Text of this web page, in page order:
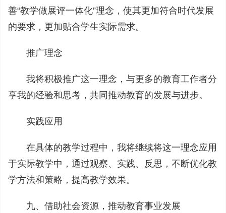
善“教学做展评一体化”理念，使其更加符合时代发展
的要求，更加贴合学生实际需求。
推广理念
我将积极推广这一理念，与更多的教育工作者分
享我的经验和思考，共同推动教育的发展与进步。
实践应用
在具体的教学过程中，我将继续将这一理念应用
于实际教学中，通过观察、实践、反思，不断优化教
学方法和策略，提高教学效果。
九、借助社会资源，推动教育事业发展